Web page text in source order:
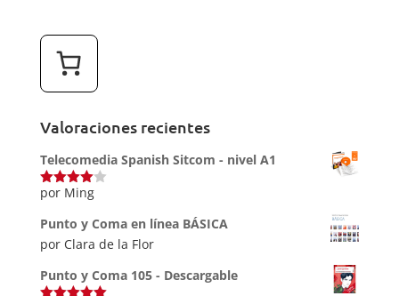
Valoraciones recientes
Telecomedia Spanish Sitcom - nivel A1
Valorado
5
por Ming
Punto y Coma en línea BÁSICA
por Clara de la Flor
Punto y Coma 105 - Descargable